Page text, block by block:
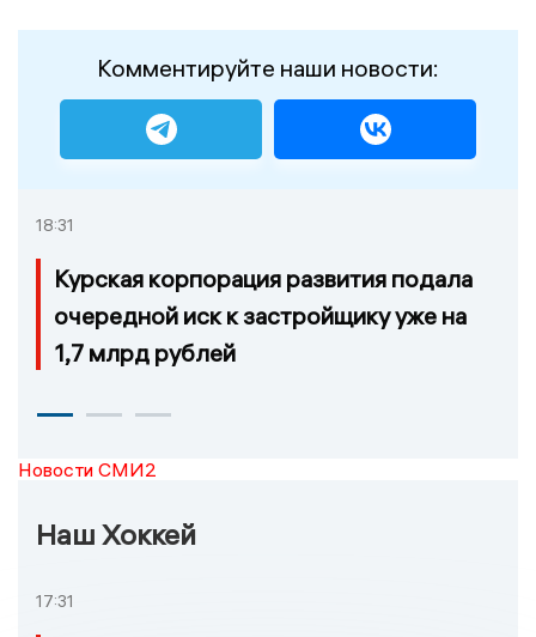
Комментируйте наши новости:
18:31
Курская корпорация развития подала
очередной иск к застройщику уже на
1,7 млрд рублей
Новости СМИ2
Наш Хоккей
17:31